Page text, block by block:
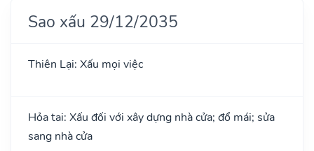
Sao xấu 29/12/2035
Thiên Lại: Xấu mọi việc
Hỏa tai: Xấu đối với xây dựng nhà cửa; đổ mái; sửa
sang nhà cửa